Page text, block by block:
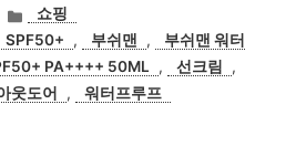
카
테
고
리
쇼핑
SPF50+ , 부쉬맨 ,
부쉬맨 워터
PA++++ 50ML
, 선크림
,
웃도어 , 워터프루프